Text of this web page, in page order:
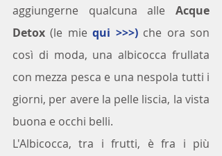
aggiungerne qualcuna alle Acque
Detox (le mie qui >>>) che ora son
così di moda, una albicocca frullata
con mezza pesca e una nespola tutti i
giorni, per avere la pelle liscia, la vista
buona e occhi belli.
L'Albicocca, tra i frutti, è fra i più